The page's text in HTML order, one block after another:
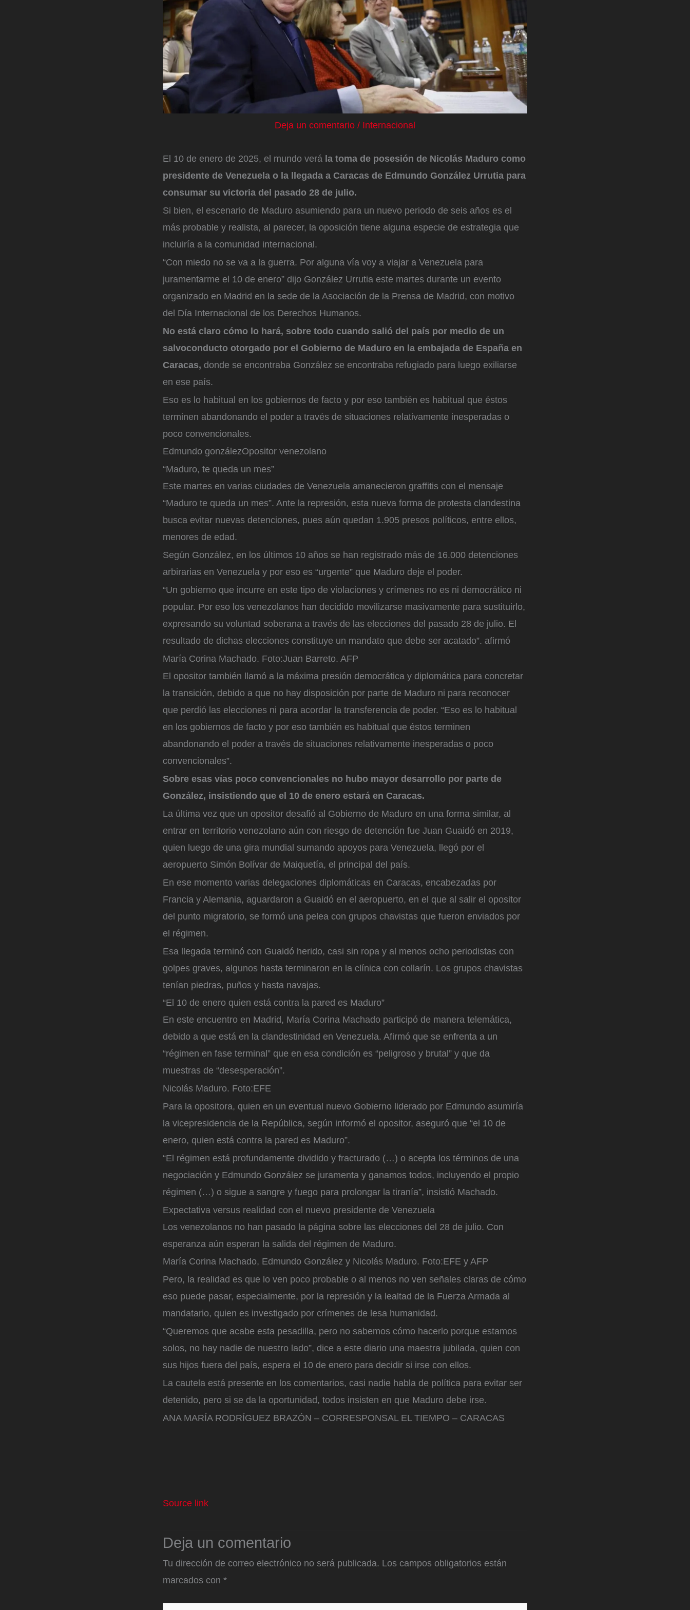
Deja un comentario / Internacional
El 10 de enero de 2025, el mundo verá la toma de posesión de Nicolás Maduro como
presidente de Venezuela o la llegada a Caracas de Edmundo González Urrutia para
consumar su victoria del pasado 28 de julio.
Si bien, el escenario de Maduro asumiendo para un nuevo periodo de seis años es el
más probable y realista, al parecer, la oposición tiene alguna especie de estrategia que
incluiría a la comunidad internacional.
“Con miedo no se va a la guerra. Por alguna vía voy a viajar a Venezuela para
juramentarme el 10 de enero” dijo González Urrutia este martes durante un evento
organizado en Madrid en la sede de la Asociación de la Prensa de Madrid, con motivo
del Día Internacional de los Derechos Humanos.
No está claro cómo lo hará, sobre todo cuando salió del país por medio de un
salvoconducto otorgado por el Gobierno de Maduro en la embajada de España en
Caracas, donde se encontraba González se encontraba refugiado para luego exiliarse
en ese país.
Eso es lo habitual en los gobiernos de facto y por eso también es habitual que éstos
terminen abandonando el poder a través de situaciones relativamente inesperadas o
poco convencionales.
Edmundo gonzálezOpositor venezolano
“Maduro, te queda un mes”
Este martes en varias ciudades de Venezuela amanecieron graffitis con el mensaje
“Maduro te queda un mes”. Ante la represión, esta nueva forma de protesta clandestina
busca evitar nuevas detenciones, pues aún quedan 1.905 presos políticos, entre ellos,
menores de edad.
Según González, en los últimos 10 años se han registrado más de 16.000 detenciones
arbirarias en Venezuela y por eso es “urgente” que Maduro deje el poder.
“Un gobierno que incurre en este tipo de violaciones y crímenes no es ni democrático ni
popular. Por eso los venezolanos han decidido movilizarse masivamente para sustituirlo,
expresando su voluntad soberana a través de las elecciones del pasado 28 de julio. El
resultado de dichas elecciones constituye un mandato que debe ser acatado”. afirmó
María Corina Machado. Foto:Juan Barreto. AFP
El opositor también llamó a la máxima presión democrática y diplomática para concretar
la transición, debido a que no hay disposición por parte de Maduro ni para reconocer
que perdió las elecciones ni para acordar la transferencia de poder. “Eso es lo habitual
en los gobiernos de facto y por eso también es habitual que éstos terminen
abandonando el poder a través de situaciones relativamente inesperadas o poco
convencionales”.
Sobre esas vías poco convencionales no hubo mayor desarrollo por parte de
González, insistiendo que el 10 de enero estará en Caracas.
La última vez que un opositor desafió al Gobierno de Maduro en una forma similar, al
entrar en territorio venezolano aún con riesgo de detención fue Juan Guaidó en 2019,
quien luego de una gira mundial sumando apoyos para Venezuela, llegó por el
aeropuerto Simón Bolívar de Maiquetía, el principal del país.
En ese momento varias delegaciones diplomáticas en Caracas, encabezadas por
Francia y Alemania, aguardaron a Guaidó en el aeropuerto, en el que al salir el opositor
del punto migratorio, se formó una pelea con grupos chavistas que fueron enviados por
el régimen.
Esa llegada terminó con Guaidó herido, casi sin ropa y al menos ocho periodistas con
golpes graves, algunos hasta terminaron en la clínica con collarín. Los grupos chavistas
tenían piedras, puños y hasta navajas.
“El 10 de enero quien está contra la pared es Maduro”
En este encuentro en Madrid, María Corina Machado participó de manera telemática,
debido a que está en la clandestinidad en Venezuela. Afirmó que se enfrenta a un
“régimen en fase terminal” que en esa condición es “peligroso y brutal” y que da
muestras de “desesperación”.
Nicolás Maduro. Foto:EFE
Para la opositora, quien en un eventual nuevo Gobierno liderado por Edmundo asumiría
la vicepresidencia de la República, según informó el opositor, aseguró que “el 10 de
enero, quien está contra la pared es Maduro”.
“El régimen está profundamente dividido y fracturado (…) o acepta los términos de una
negociación y Edmundo González se juramenta y ganamos todos, incluyendo el propio
régimen (…) o sigue a sangre y fuego para prolongar la tiranía”, insistió Machado.
Expectativa versus realidad con el nuevo presidente de Venezuela
Los venezolanos no han pasado la página sobre las elecciones del 28 de julio. Con
esperanza aún esperan la salida del régimen de Maduro.
María Corina Machado, Edmundo González y Nicolás Maduro. Foto:EFE y AFP
Pero, la realidad es que lo ven poco probable o al menos no ven señales claras de cómo
eso puede pasar, especialmente, por la represión y la lealtad de la Fuerza Armada al
mandatario, quien es investigado por crímenes de lesa humanidad.
“Queremos que acabe esta pesadilla, pero no sabemos cómo hacerlo porque estamos
solos, no hay nadie de nuestro lado”, dice a este diario una maestra jubilada, quien con
sus hijos fuera del país, espera el 10 de enero para decidir si irse con ellos.
La cautela está presente en los comentarios, casi nadie habla de política para evitar ser
detenido, pero si se da la oportunidad, todos insisten en que Maduro debe irse.
ANA MARÍA RODRÍGUEZ BRAZÓN – CORRESPONSAL EL TIEMPO – CARACAS
Source link
Deja un comentario
Tu dirección de correo electrónico no será publicada. Los campos obligatorios están
marcados con *